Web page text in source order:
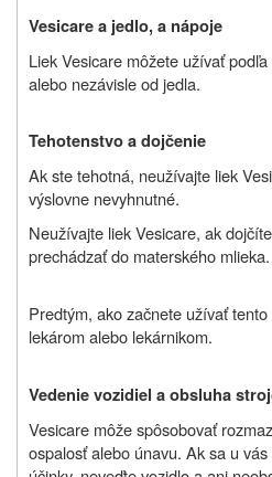
Vesicare a jedlo, a nápoje
Liek Vesicare môžete užívať
alebo nezávisle od jedla.
Tehotenstvo a dojčenie
Ak ste tehotná, neužívajte liek
výslovne nevyhnutné.
Neužívajte liek Vesicare, ak
prechádzať do materského mlieka.
Predtým, ako začnete užívať
lekárom alebo lekárnikom.
Vedenie vozidiel a obsluha
Vesicare môže spôsobovať
ospalosť alebo únavu. Ak sa u